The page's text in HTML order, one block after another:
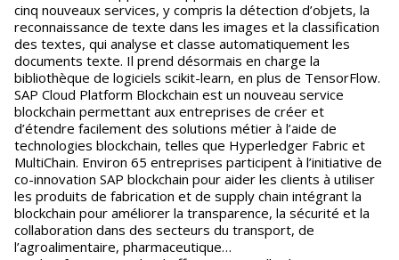
cinq nouveaux services, y compris la détection d’objets, la
reconnaissance de texte dans les images et la classification
des textes, qui analyse et classe automatiquement les
documents texte. Il prend désormais en charge la
bibliothèque de logiciels scikit-learn, en plus de TensorFlow.
SAP Cloud Platform Blockchain est un nouveau service
blockchain permettant aux entreprises de créer et
d’étendre facilement des solutions métier à l’aide de
technologies blockchain, telles que Hyperledger Fabric et
MultiChain. Environ 65 entreprises participent à l’initiative de
co-innovation SAP blockchain pour aider les clients à utiliser
les produits de fabrication et de supply chain intégrant la
blockchain pour améliorer la transparence, la sécurité et la
collaboration dans des secteurs du transport, de
l’agroalimentaire, pharmaceutique…